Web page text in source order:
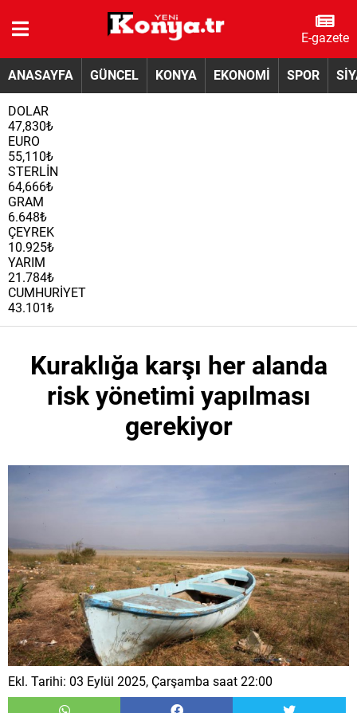
E-gazete
ANASAYFA GÜNCEL KONYA EKONOMİ SPOR
DOLAR
47,830₺
EURO
55,110₺
STERLİN
64,666₺
GRAM
6.648₺
ÇEYREK
10.925₺
YARIM
21.784₺
CUMHURİYET
43.101₺
Kuraklığa karşı her alanda
risk yönetimi yapılması
gerekiyor
Ekl. Tarihi: 03 Eylül 2025, Çarşamba saat 22:00